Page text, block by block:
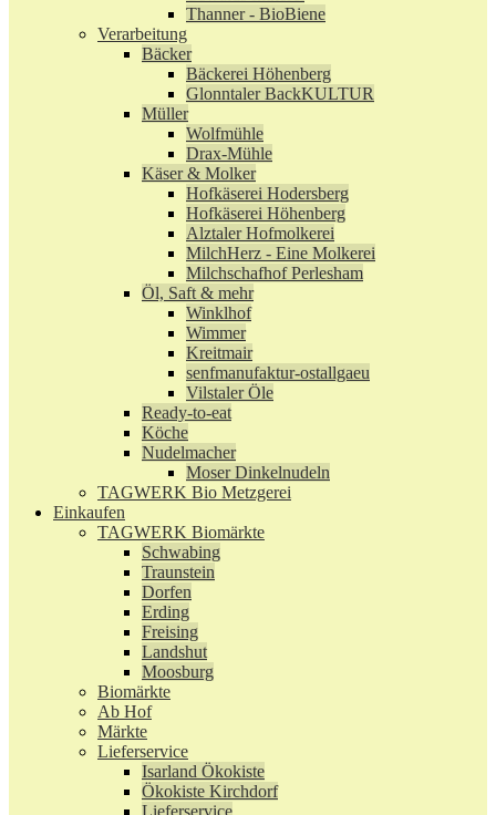
Thanner - BioBiene
Verarbeitung
Bäcker
Bäckerei Höhenberg
Glonntaler BackKULTUR
Müller
Wolfmühle
Drax-Mühle
Käser & Molker
Hofkäserei Hodersberg
Hofkäserei Höhenberg
Alztaler Hofmolkerei
MilchHerz - Eine Molkerei
Milchschafhof Perlesham
Öl, Saft & mehr
Winklhof
Wimmer
Kreitmair
senfmanufaktur-ostallgaeu
Vilstaler Öle
Ready-to-eat
Köche
Nudelmacher
Moser Dinkelnudeln
TAGWERK Bio Metzgerei
Einkaufen
TAGWERK Biomärkte
Schwabing
Traunstein
Dorfen
Erding
Freising
Landshut
Moosburg
Biomärkte
Ab Hof
Märkte
Lieferservice
Isarland Ökokiste
Ökokiste Kirchdorf
Lieferservice